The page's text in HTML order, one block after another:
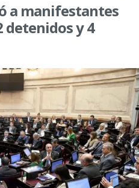
a manifestantes
detenidos y 4